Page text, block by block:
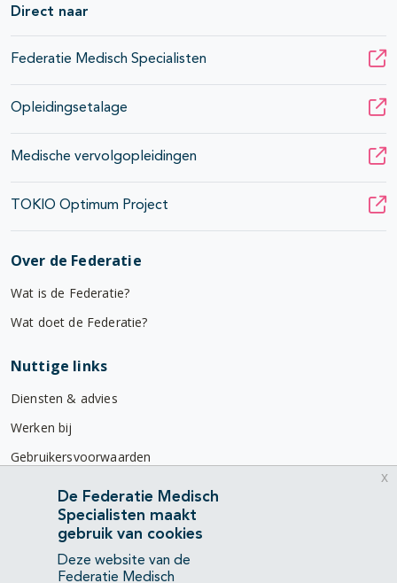
Direct naar
Federatie Medisch Specialisten
Opleidingsetalage
Medische vervolgopleidingen
TOKIO Optimum Project
Over de Federatie
Wat is de Federatie?
Wat doet de Federatie?
Nuttige links
Diensten & advies
Werken bij
Gebruikersvoorwaarden
Privacyverklaring
Contact
Mercatorlaan 1200
3528 BL Utrecht
De Federatie Medisch
Specialisten maakt
gebruik van cookies
Deze website van de
Federatie Medisch
x